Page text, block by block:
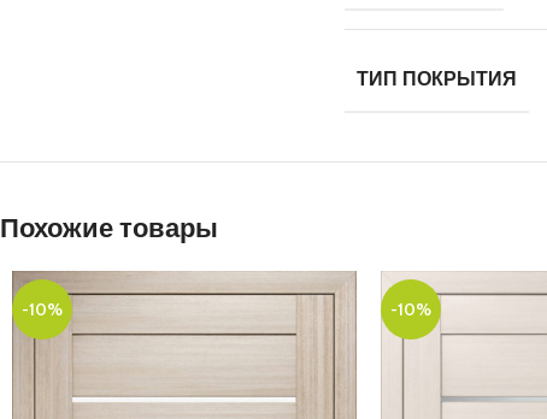
ТИП ПОКРЫТИЯ
Похожие товары
-10% -10%